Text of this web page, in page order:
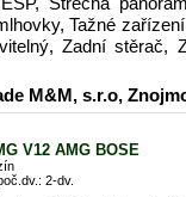
Tažné
Zadní stěrač,
M&M, s.r.o,
V12 AMG BOSE
2-dv.